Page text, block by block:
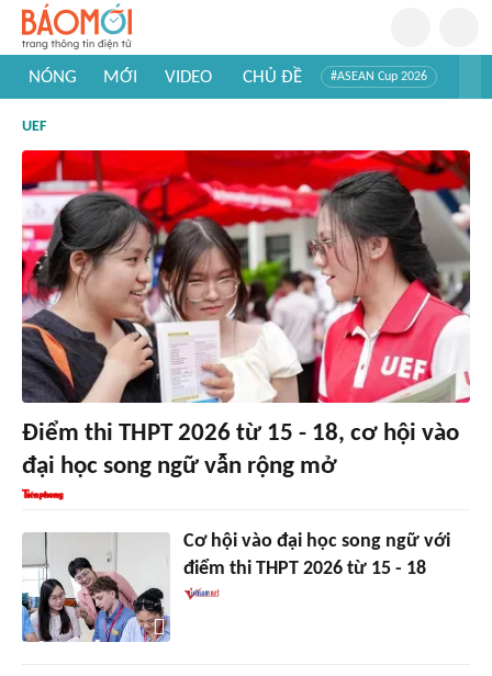
NÓNG MỚI VIDEO CHỦ ĐỀ #ASEAN Cup 2026
#Khám phá thế giới
UEF
Điểm thi THPT 2026 từ 15 - 18, cơ hội vào
đại học song ngữ vẫn rộng mở
Cơ hội vào đại học song ngữ với
điểm thi THPT 2026 từ 15 - 18